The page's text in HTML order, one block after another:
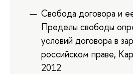
Свобода договора и
Пределы свободы
условий договора в
российском праве,
2012